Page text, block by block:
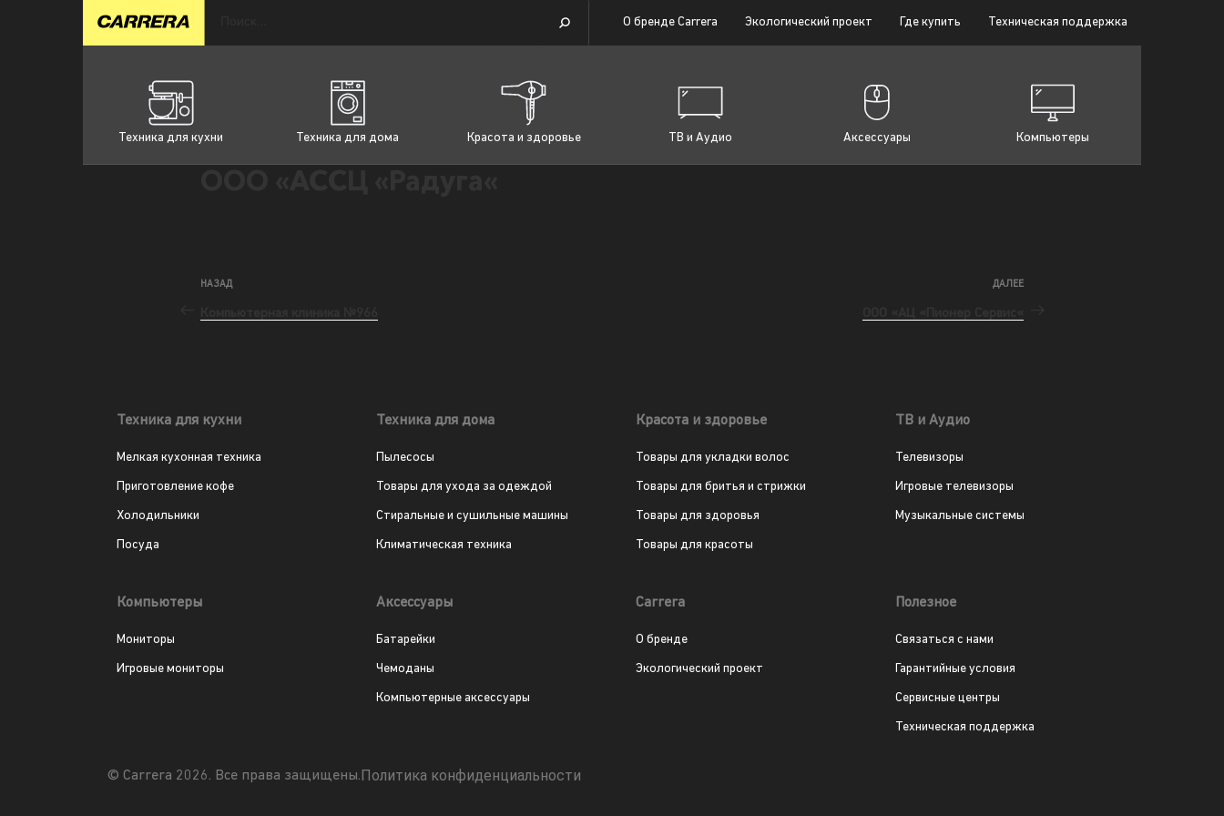
О бренде Carrera Экологический проект Где купить Техническая поддержка
Техника для кухни Техника для дома Красота и здоровье ТВ и Аудио Аксессуары Компьютеры
НАЗАД ДАЛЕЕ
Техника для кухни
Мелкая кухонная техника
Приготовление кофе
Холодильники
Посуда
Техника для дома
Пылесосы
Товары для ухода за одеждой
Стиральные и сушильные машины
Климатическая техника
Красота и здоровье
Товары для укладки волос
Товары для бритья и стрижки
Товары для здоровья
Товары для красоты
ТВ и Аудио
Телевизоры
Игровые телевизоры
Музыкальные системы
Компьютеры
Мониторы
Игровые мониторы
Аксессуары
Батарейки
Чемоданы
Компьютерные аксессуары
Carrera
О бренде
Экологический проект
Полезное
Связаться с нами
Гарантийные условия
Сервисные центры
Техническая поддержка
© Carrera 2026. Все права защищены.Политика конфиденциальности